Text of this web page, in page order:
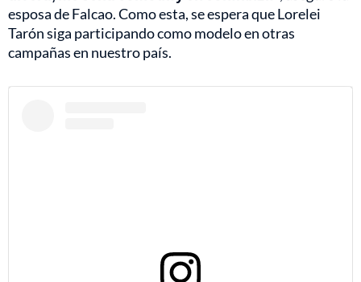
esposa de Falcao. Como esta, se espera que Lorelei
Tarón siga participando como modelo en otras
campañas en nuestro país.